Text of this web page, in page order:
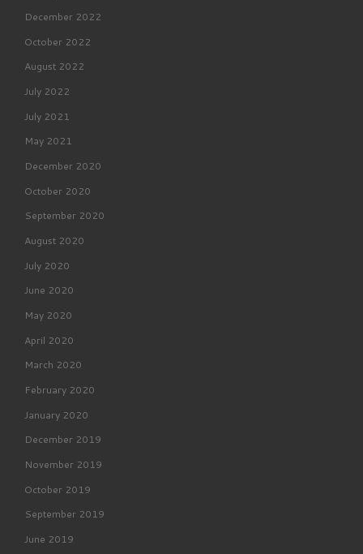
December 2022
October 2022
August 2022
July 2022
July 2021
May 2021
December 2020
October 2020
September 2020
August 2020
July 2020
June 2020
May 2020
April 2020
March 2020
February 2020
January 2020
December 2019
November 2019
October 2019
September 2019
June 2019